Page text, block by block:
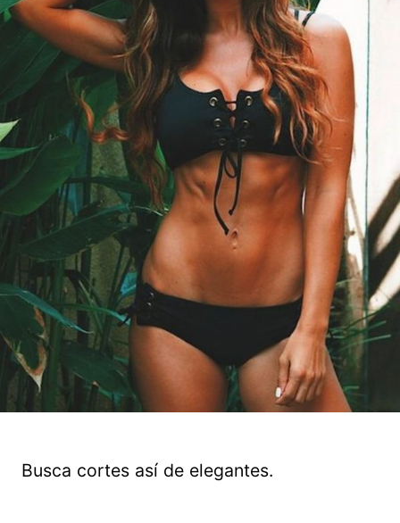
Busca cortes así de elegantes.